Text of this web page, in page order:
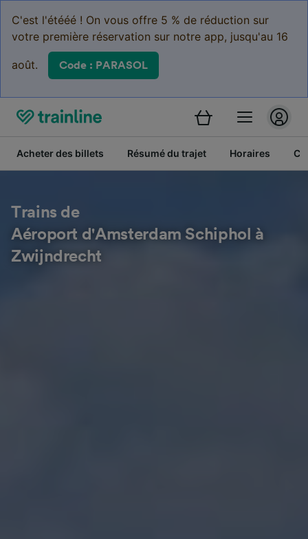
C'est l'étééé ! On vous offre 5 % de réduction sur
votre première réservation sur notre app, jusqu'au 16
août. Code : PARASOL
Acheter des billets Résumé du trajet Horaires
Trains de
Aéroport d'Amsterdam Schiphol à
Zwijndrecht